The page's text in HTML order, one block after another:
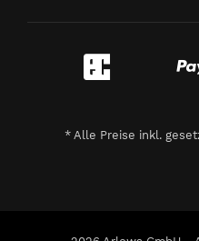
* Alle Preise inkl.